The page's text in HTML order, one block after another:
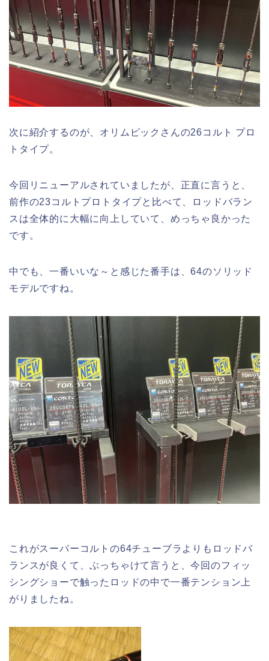
次に紹介するのが、オリムピックさんの26コルト プロ
トタイプ。
今回リニューアルされていましたが、正直に言うと、
前作の23コルトプロトタイプと比べて、ロッドバラン
スは全体的に大幅に向上していて、めっちゃ良かった
です。
中でも、一番いいな～と感じた番手は、64のソリッド
モデルですね。
これがスーパーコルトの64チューブラよりもロッドバ
ランスが良くて、ぶっちゃけて言うと、今回のフィッ
シングショーで触ったロッドの中で一番テンション上
がりましたね。